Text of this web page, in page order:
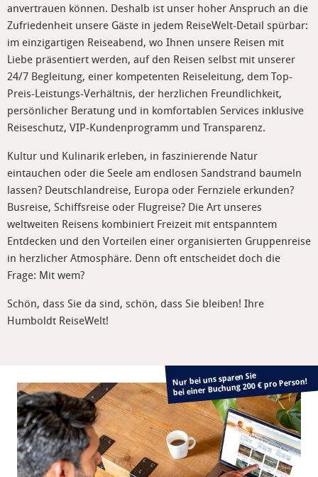
anvertrauen können. Deshalb ist unser hoher Anspruch an die
Zufriedenheit unsere Gäste in jedem ReiseWelt-Detail spürbar:
im einzigartigen Reiseabend, wo Ihnen unsere Reisen mit
Liebe präsentiert werden, auf den Reisen selbst mit unserer
24/7 Begleitung, einer kompetenten Reiseleitung, dem Top-
Preis-Leistungs-Verhältnis, der herzlichen Freundlichkeit,
persönlicher Beratung und in komfortablen Services inklusive
Reiseschutz, VIP-Kundenprogramm und Transparenz.
Kultur und Kulinarik erleben, in faszinierende Natur
eintauchen oder die Seele am endlosen Sandstrand baumeln
lassen? Deutschlandreise, Europa oder Fernziele erkunden?
Busreise, Schiffsreise oder Flugreise? Die Art unseres
weltweiten Reisens kombiniert Freizeit mit entspanntem
Entdecken und den Vorteilen einer organisierten Gruppenreise
in herzlicher Atmosphäre. Denn oft entscheidet doch die
Frage: Mit wem?
Schön, dass Sie da sind, schön, dass Sie bleiben! Ihre
Humboldt ReiseWelt!
Nur bei uns sparen Sie
bei einer Buchung 200 € pro Person!